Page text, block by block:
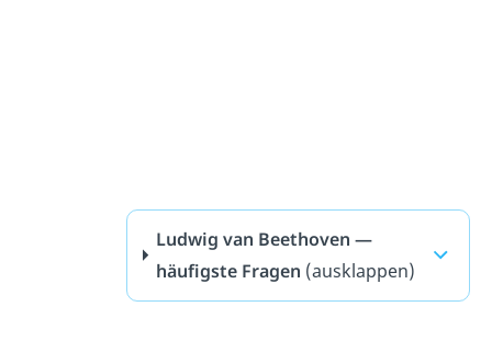
Ludwig van Beethoven —
häufigste Fragen (ausklappen)